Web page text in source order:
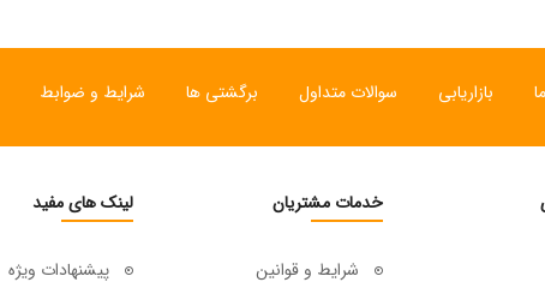
بازاریابی سوالات متداول برگشتی ها شرایط و ضوابط
خدمات مشتریان
شرایط و قوانین
لینک های مفید
پیشنهادات ویژه